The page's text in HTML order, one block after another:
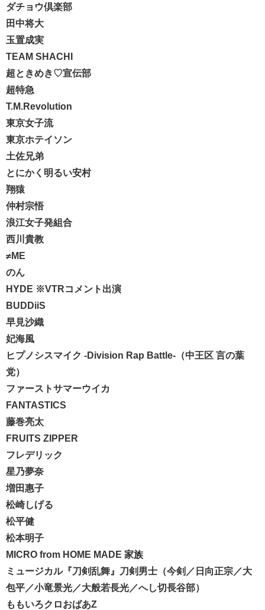
ダチョウ倶楽部
田中将大
玉置成実
TEAM SHACHI
超ときめき♡宣伝部
超特急
T.M.Revolution
東京女子流
東京ホテイソン
土佐兄弟
とにかく明るい安村
翔猿
仲村宗悟
浪江女子発組合
西川貴教
≠ME
のん
HYDE ※VTRコメント出演
BUDDiiS
早見沙織
妃海風
ヒプノシスマイク -Division Rap Battle-（中王区 言の葉
党）
ファーストサマーウイカ
FANTASTICS
藤巻亮太
FRUITS ZIPPER
フレデリック
星乃夢奈
増田惠子
松崎しげる
松平健
松本明子
MICRO from HOME MADE 家族
ミュージカル『刀剣乱舞』刀剣男士（今剣／日向正宗／大
包平／小竜景光／大般若長光／へし切長谷部）
ももいろクロおばあZ